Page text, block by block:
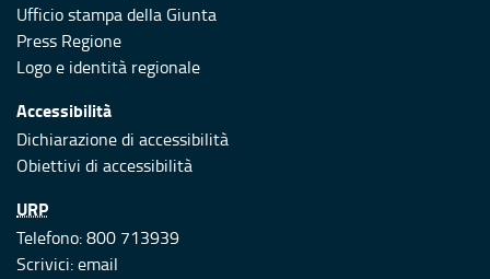
Ufficio stampa della Giunta
Press Regione
Logo e identità regionale
Accessibilità
Dichiarazione di accessibilità
Obiettivi di accessibilità
URP
Telefono: 800 713939
Scrivici:email